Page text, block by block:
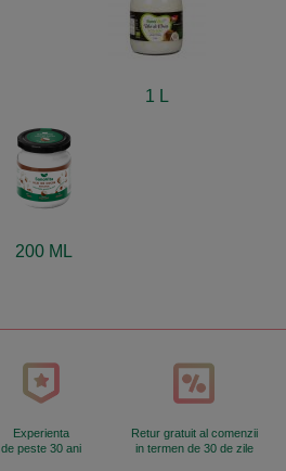
1 L
200 ML
Experienta
de peste 30 ani
Retur gratuit al comenzii
in termen de 30 de zile